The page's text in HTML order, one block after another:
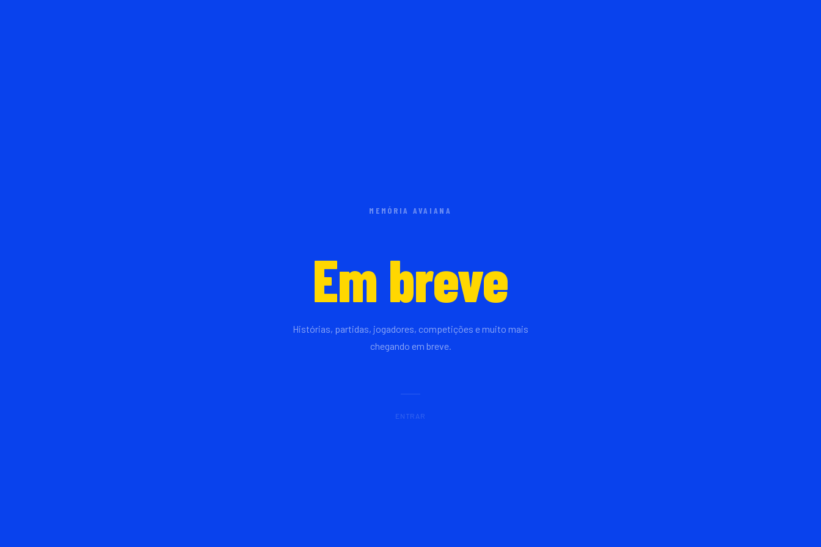
MEMÓRIA AVAIANA
Em breve
Histórias, partidas, jogadores, competições e muito mais
chegando em breve.
ENTRAR